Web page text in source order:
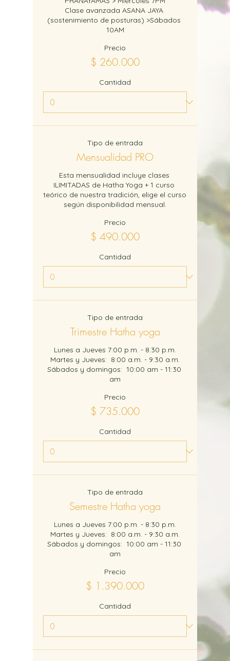
Clase avanzada ASANA JAYA
(sostenimiento de posturas) >Sábados
10AM
Precio
$ 260.000
Cantidad
Tipo de entrada
Mensualidad PRO
Esta mensualidad incluye clases
ILIMITADAS de Hatha Yoga + 1 curso
teórico de nuestra tradición, elige el curso
según disponibilidad mensual.
Precio
$ 490.000
Cantidad
Tipo de entrada
Trimestre Hatha yoga
Lunes a Jueves 7:00 p.m. - 8:30 p.m.
Martes y Jueves:  8:00 a.m. - 9:30 a.m.
Sábados y domingos:  10:00 am - 11:30
am
Precio
$ 735.000
Cantidad
Tipo de entrada
Semestre Hatha yoga
Lunes a Jueves 7:00 p.m. - 8:30 p.m.
Martes y Jueves:  8:00 a.m. - 9:30 a.m.
Sábados y domingos:  10:00 am - 11:30
am
Precio
$ 1.390.000
Cantidad